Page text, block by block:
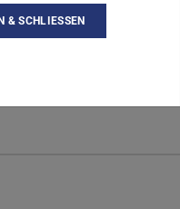
& SCHLIESSEN